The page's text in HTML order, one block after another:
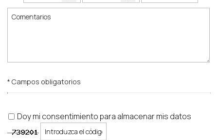
* Campos obligatorios
Doy mi consentimiento para almacenar mis datos